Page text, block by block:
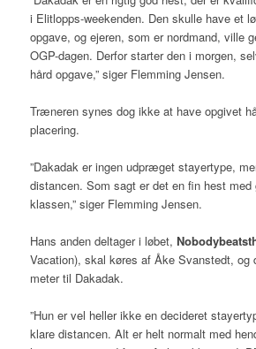
i Elitlopps-weekenden. Den skulle have et
opgave, og ejeren, som er nordmand, ville
OGP-dagen. Derfor starter den i morgen,
hård opgave,” siger Flemming Jensen.
Træneren synes dog ikke at have opgivet
placering.
”Dakadak er ingen udpræget stayertype,
distancen. Som sagt er det en fin hest med
klassen,” siger Flemming Jensen.
Hans anden deltager i løbet,
Vacation), skal køres af Åke Svanstedt, og
meter til Dakadak.
”Hun er vel heller ikke en decideret
klare distancen. Alt er helt normalt med